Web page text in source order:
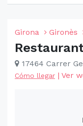
Girona Gironès
17464 Carrer
Cómo llegar | Ver